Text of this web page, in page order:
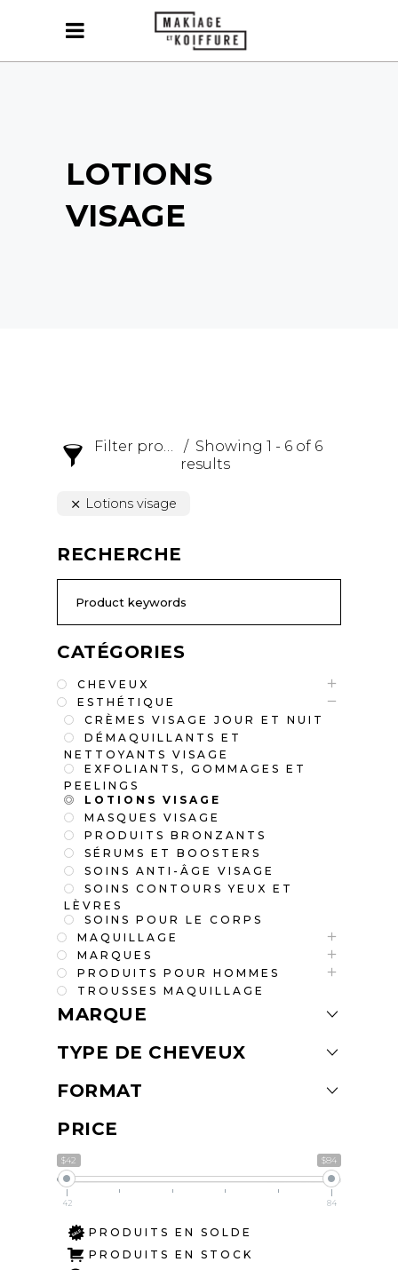
LOTIONS
VISAGE
Filter products
Showing 1 - 6 of 6
results
Lotions visage
RECHERCHE
CATÉGORIES
CHEVEUX
ESTHÉTIQUE
CRÈMES VISAGE JOUR ET NUIT
DÉMAQUILLANTS ET
NETTOYANTS VISAGE
EXFOLIANTS, GOMMAGES ET
PEELINGS
LOTIONS VISAGE
MASQUES VISAGE
PRODUITS BRONZANTS
SÉRUMS ET BOOSTERS
SOINS ANTI-ÂGE VISAGE
SOINS CONTOURS YEUX ET
LÈVRES
SOINS POUR LE CORPS
MAQUILLAGE
MARQUES
PRODUITS POUR HOMMES
TROUSSES MAQUILLAGE
MARQUE
TYPE DE CHEVEUX
FORMAT
PRICE
$42 $84
42 84
PRODUITS EN SOLDE
PRODUITS EN STOCK